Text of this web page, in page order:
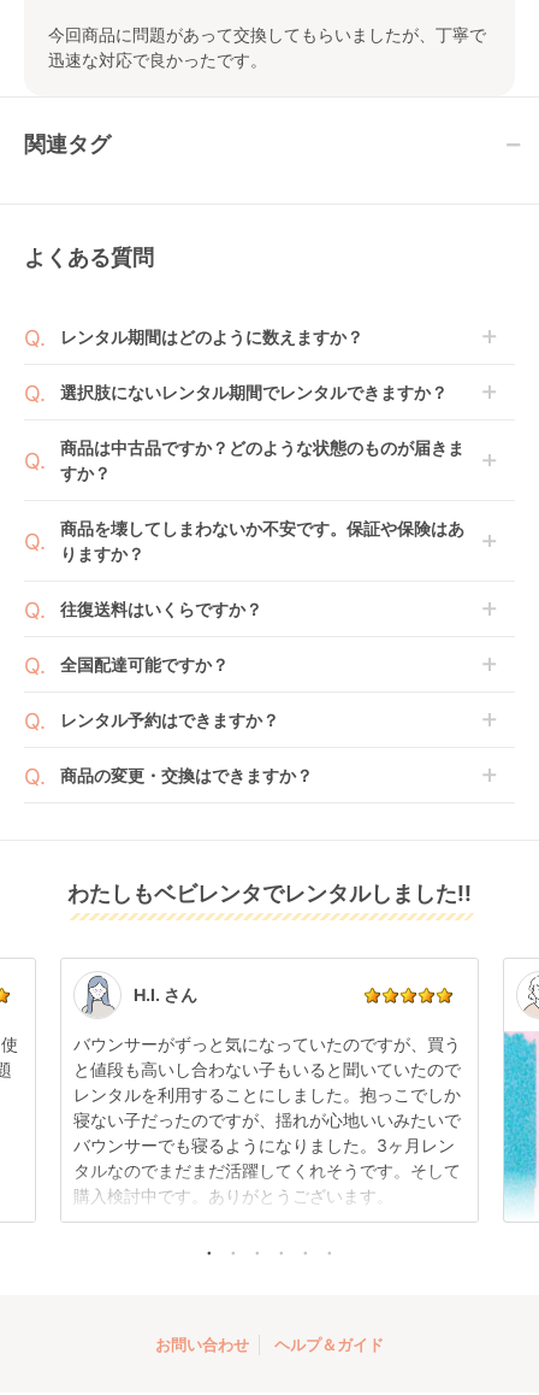
今回商品に問題があって交換してもらいましたが、丁寧で
迅速な対応で良かったです。
関連タグ
よくある質問
レンタル期間はどのように数えますか？
開始日1日目となります。
日までに配送業者（佐川急便）に商品の引渡しとなり
ます。
選択肢にないレンタル期間でレンタルできますか？
間の利用が可能です。
例えば4ヶ月の場合、3ヶ月レンタル＋1ヶ月延長とし
の上で、早期にご返却ください。
商品は中古品ですか？どのような状態のものが届きま
すか？
のもございます。
新品商品はメーカーから仕入れた状態のものをお送り
走行テストを行う場合がございます。
となる場合がございます。その際、メーカーの都合に
場合や、在庫切れによりご注文をキャンセルさせてい
い。
※万が一キャンセルとなった場合には、代金は全額ご
てお届けしております。そのため、小さなキズや使用
感はございますが、故障や大きなキズ、シミなどのリ
す。
点検清掃については
もご確認ください。
商品を壊してしまわないか不安です。保証や保険はあ
りますか？
おります。
ョンをご購入ください。
詳しくはこちらをご確認ください。
往復送料はいくらですか？
へ入れ、カートページから住所を入力すると送料が確
全国配達可能ですか？
※空港への配達はご対応できかねますのであらかじめ
レンタル予約はできますか？
可能ですので、商品のご注文時にご希望のお日にちに
商品の変更・交換はできますか？
また、レンタル期間の変更も商品発送前であれば変更
可能です。
い。
わたしもベビレンタでレンタルしました!!
H.I. さん
バウンサーがずっと気になっていたのですが、買う
と値段も高いし合わない子もいると聞いていたので
レンタルを利用することにしました。抱っこでしか
寝ない子だったのですが、揺れが心地いいみたいで
バウンサーでも寝るようになりました。3ヶ月レン
タルなのでまだまだ活躍してくれそうです。そして
購入検討中です。ありがとうございます。
お問い合わせ ヘルプ＆ガイド